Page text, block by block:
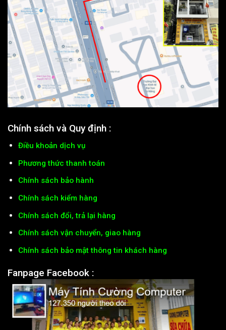
Chính sách và Quy định :
Điều khoản dịch vụ
Phương thức thanh toán
Chính sách bảo hành
Chính sách kiểm hàng
Chính sách đổi, trả lại hàng
Chính sách vận chuyển, giao hàng
Chính sách bảo mật thông tin khách hàng
Fanpage Facebook :